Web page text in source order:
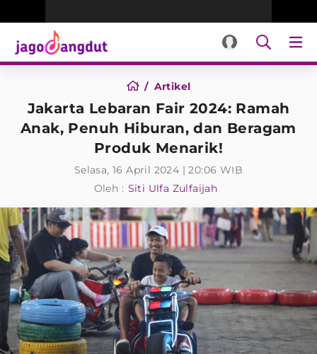
Artikel
Jakarta Lebaran Fair 2024: Ramah
Anak, Penuh Hiburan, dan Beragam
Produk Menarik!
Selasa, 16 April 2024 | 20:06 WIB
Oleh : Siti Ulfa Zulfaijah